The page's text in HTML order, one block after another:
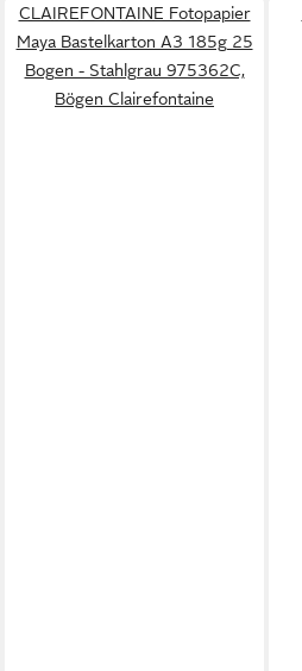
CLAIREFONTAINE Fotopapier
Maya Bastelkarton A3 185g 25
Bogen - Stahlgrau 975362C,
Bögen Clairefontaine